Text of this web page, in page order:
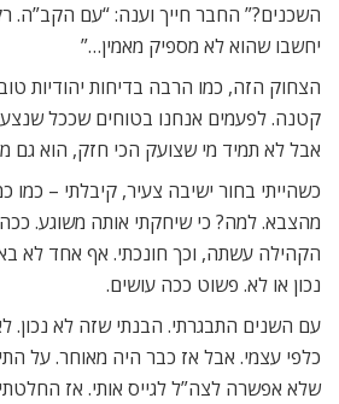
השכנים?” החבר חייך וענה: “עם
יחשבו שהוא לא מספיק מאמין…”
הצחוק הזה, כמו הרבה בדיחות יהודיות
קטנה. לפעמים אנחנו בטוחים שככל
אבל לא תמיד מי שצועק הכי חזק, הוא גם
כשהייתי בחור ישיבה צעיר, קיבלתי – כמו
מהצבא. למה? כי שיחקתי אותה משוגע.
הקהילה עשתה, וכך חונכתי. אף אחד לא
נכון או לא. פשוט ככה עושים.
עם השנים התבגרתי. הבנתי שזה לא נכון.
כלפי עצמי. אבל אז כבר היה מאוחר. על
שלא אפשרה לצה”ל לגייס אותי. אז